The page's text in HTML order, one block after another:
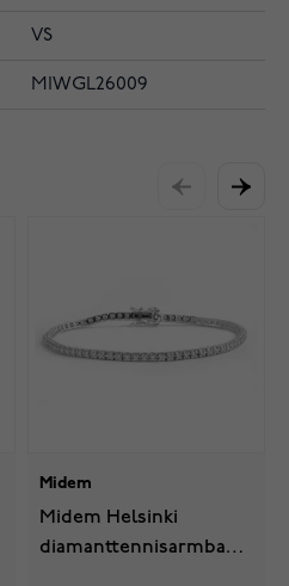
VS
MIWGL26009
Midem
Midem Helsinki
diamanttennisarmband